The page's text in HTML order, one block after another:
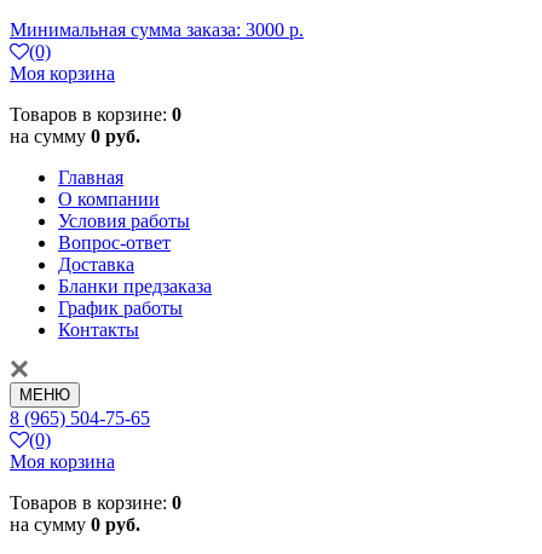
Минимальная сумма заказа: 3000 р.
(0)
Моя корзина
Товаров в корзине: 0
на сумму 0 руб.
Главная
О компании
Условия работы
Вопрос-ответ
Доставка
Бланки предзаказа
График работы
Контакты
МЕНЮ
8 (965) 504-75-65
(0)
Моя корзина
Товаров в корзине: 0
на сумму 0 руб.